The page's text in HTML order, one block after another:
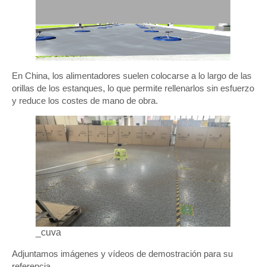
En China, los alimentadores suelen colocarse a lo largo de las
orillas de los estanques, lo que permite rellenarlos sin esfuerzo
y reduce los costes de mano de obra.
_cuva
Adjuntamos imágenes y vídeos de demostración para su